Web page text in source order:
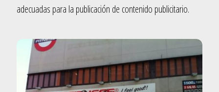
adecuadas para la publicación de contenido publicitario.